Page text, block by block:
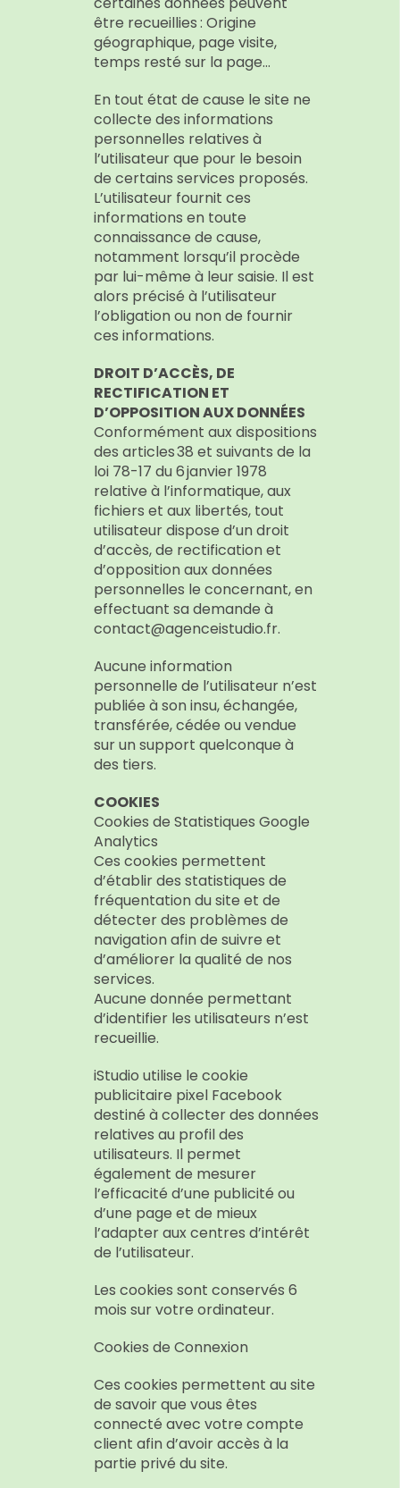
être recueillies : Origine
géographique, page visite,
temps resté sur la page…
En tout état de cause le site ne
collecte des informations
personnelles relatives à
l’utilisateur que pour le besoin
de certains services proposés.
L’utilisateur fournit ces
informations en toute
connaissance de cause,
notamment lorsqu’il procède
par lui-même à leur saisie. Il est
alors précisé à l’utilisateur
l’obligation ou non de fournir
ces informations.
DROIT D’ACCÈS, DE
RECTIFICATION ET
D’OPPOSITION AUX DONNÉES
Conformément aux dispositions
des articles 38 et suivants de la
loi 78-17 du 6 janvier 1978
relative à l’informatique, aux
fichiers et aux libertés, tout
utilisateur dispose d’un droit
d’accès, de rectification et
d’opposition aux données
personnelles le concernant, en
effectuant sa demande à
contact@agenceistudio.fr.
Aucune information
personnelle de l’utilisateur n’est
publiée à son insu, échangée,
transférée, cédée ou vendue
sur un support quelconque à
des tiers.
COOKIES
Cookies de Statistiques Google
Analytics
Ces cookies permettent
d’établir des statistiques de
fréquentation du site et de
détecter des problèmes de
navigation afin de suivre et
d’améliorer la qualité de nos
services.
Aucune donnée permettant
d’identifier les utilisateurs n’est
recueillie.
iStudio utilise le cookie
publicitaire pixel Facebook
destiné à collecter des données
relatives au profil des
utilisateurs. Il permet
également de mesurer
l’efficacité d’une publicité ou
d’une page et de mieux
l’adapter aux centres d’intérêt
de l’utilisateur.
Les cookies sont conservés 6
mois sur votre ordinateur.
Cookies de Connexion
Ces cookies permettent au site
de savoir que vous êtes
connecté avec votre compte
client afin d’avoir accès à la
partie privé du site.